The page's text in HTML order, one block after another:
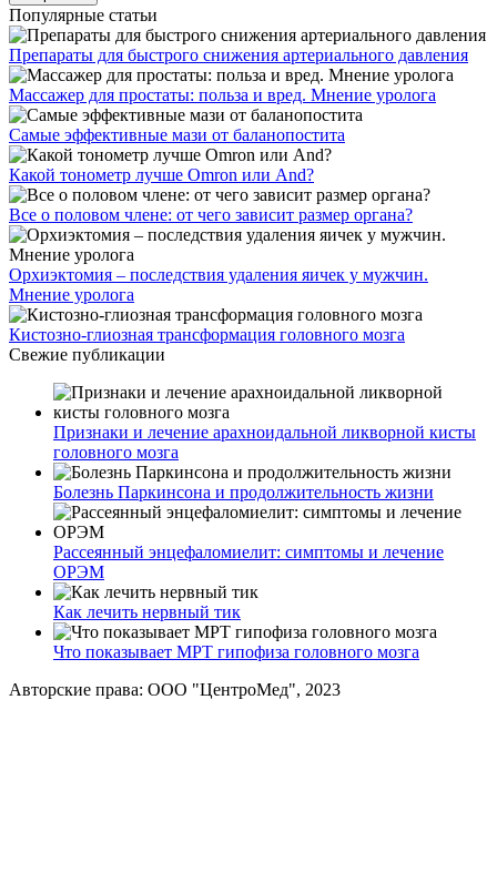
Популярные статьи
Препараты для быстрого снижения артериального давления
Массажер для простаты: польза и вред. Мнение уролога
Самые эффективные мази от баланопостита
Какой тонометр лучше Omron или And?
Все о половом члене: от чего зависит размер органа?
Орхиэктомия – последствия удаления яичек у мужчин.
Мнение уролога
Кистозно-глиозная трансформация головного мозга
Свежие публикации
Признаки и лечение арахноидальной ликворной кисты
головного мозга
Болезнь Паркинсона и продолжительность жизни
Рассеянный энцефаломиелит: симптомы и лечение
ОРЭМ
Как лечить нервный тик
Что показывает МРТ гипофиза головного мозга
Авторские права: ООО "ЦентроМед", 2023